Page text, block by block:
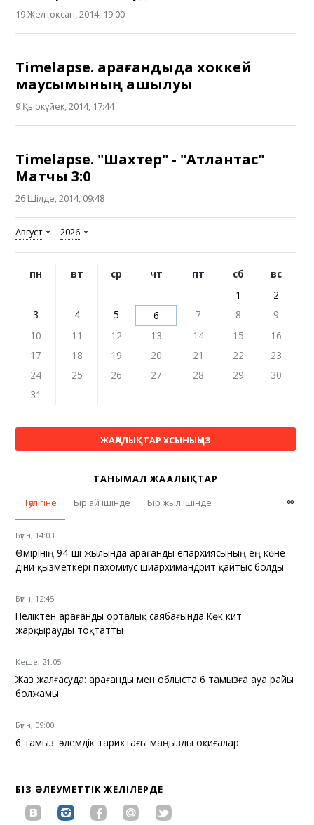
19 Желтоқсан, 2014, 19:00
Timelapse. Қарағандыда хоккей
маусымының ашылуы
9 Қыркүйек, 2014, 17:44
Timelapse. "Шахтер" - "Атлантас"
Матчы 3:0
26 Шілде, 2014, 09:48
Август 2026
пн вт ср чт пт сб
вс
1
2
3
4 5 6 7 8
9
10
11 12 13 14 15
16
17
18 19 20 21 22
23
24
25 26 27 28 29
30
31
ЖАҢАЛЫҚТАР ҰСЫНЫҢЫЗ
ТАНЫМАЛ ЖАҢАЛЫҚТАР
Тәулігіне
Бір ай ішінде Бір жыл ішінде ∞
Бүгін, 14:03
Өмірінің 94-ші жылында Қарағанды епархиясының ең көне
діни қызметкері пахомиус шиархимандрит қайтыс болды
Бүгін, 12:45
Неліктен Қарағанды орталық саябағында Көк кит
жарқырауды тоқтатты
Кеше, 21:05
Жаз жалғасуда: Қарағанды мен облыста 6 тамызға ауа райы
болжамы
Бүгін, 09:00
6 тамыз: әлемдік тарихтағы маңызды оқиғалар
БІЗ ӘЛЕУМЕТТІК ЖЕЛІЛЕРДЕ